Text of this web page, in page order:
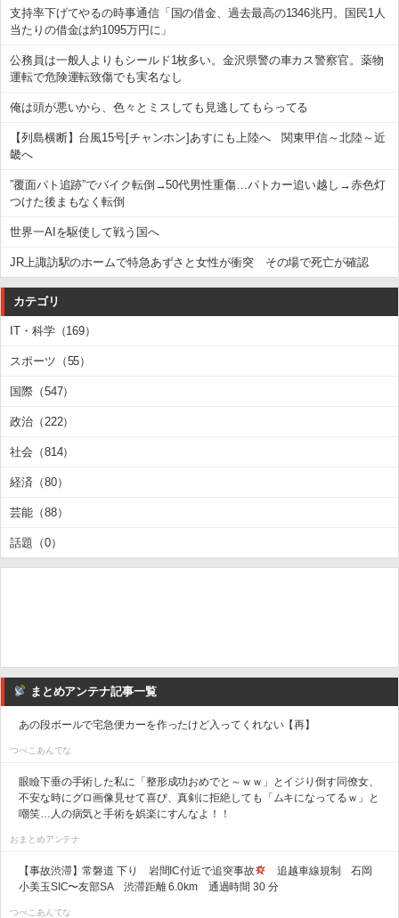
支持率下げてやるの時事通信「国の借金、過去最高の1346兆円。国民1人
当たりの借金は約1095万円に」
公務員は一般人よりもシールド1枚多い。金沢県警の車カス警察官。薬物
運転で危険運転致傷でも実名なし
俺は頭が悪いから、色々とミスしても見逃してもらってる
【列島横断】台風15号[チャンホン]あすにも上陸へ 関東甲信～北陸～近
畿へ
”覆面パト追跡”でバイク転倒→50代男性重傷…パトカー追い越し→赤色灯
つけた後まもなく転倒
世界一AIを駆使して戦う国へ
JR上諏訪駅のホームで特急あずさと女性が衝突 その場で死亡が確認
カテゴリ
IT・科学（169）
スポーツ（55）
国際（547）
政治（222）
社会（814）
経済（80）
芸能（88）
話題（0）
まとめアンテナ記事一覧
あの段ボールで宅急便カーを作ったけど入ってくれない【再】
つべこあんてな
眼瞼下垂の手術した私に「整形成功おめでと～ｗｗ」とイジり倒す同僚女、
不安な時にグロ画像見せて喜び、真剣に拒絶しても「ムキになってるｗ」と
嘲笑…人の病気と手術を娯楽にすんなよ！！
おまとめアンテナ
【事故渋滞】常磐道 下り 岩間IC付近で追突事故
追越車線規制 石岡
小美玉SIC〜友部SA 渋滞距離 6.0km 通過時間 30 分
つべこあんてな